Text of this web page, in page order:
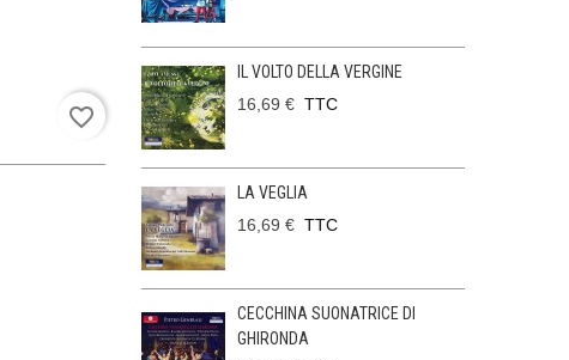
favorite_border
IL VOLTO DELLA VERGINE
16,69 € TTC
LA VEGLIA
16,69 € TTC
CECCHINA SUONATRICE DI
GHIRONDA